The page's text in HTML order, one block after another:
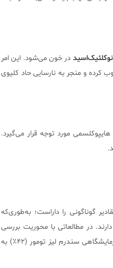
نوکلئیک‌اسید در خون می‌شود. این امر
کرده و منجر به نارسایی حاد کلیوی
مورد توجه قرار می‌گیرد.
گوناگونی را داراست؛ به‌طوری‌که
در مطالعاتی با محوریت بررسی
فراوانی در بیماران مبتلا به لنفوم غیرهوچکین درجه بالا و درجه متوسط، شواهد آزمایشگاهی سندرم لیز تومور (۴۲٪) به